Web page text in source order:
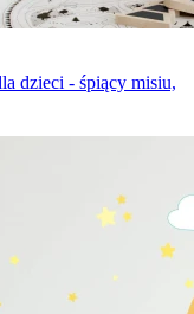
dzieci - śpiący misiu,